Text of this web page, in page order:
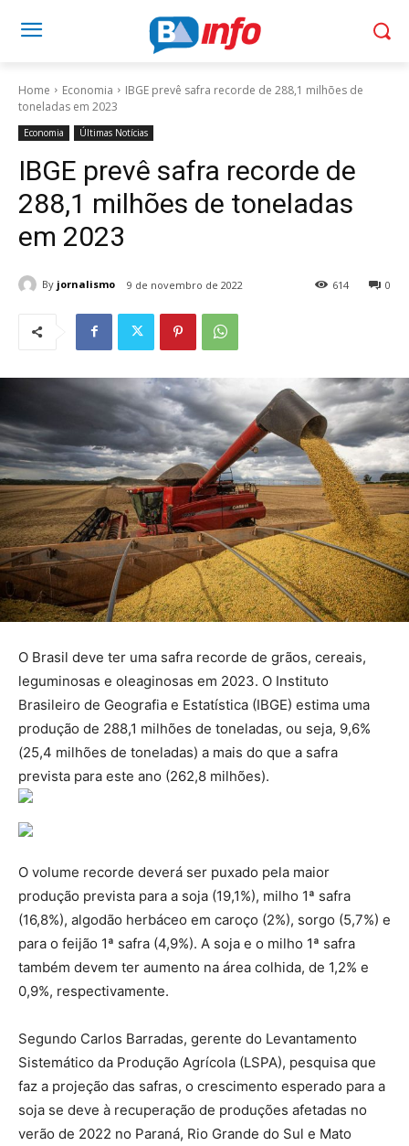
Home Economia
IBGE prevê safra recorde de 288,1 milhões de
toneladas em 2023
Economia Últimas Notícias
IBGE prevê safra recorde de
288,1 milhões de toneladas
em 2023
By jornalismo 9 de novembro de 2022 0
614
O Brasil deve ter uma safra recorde de grãos, cereais,
leguminosas e oleaginosas em 2023. O Instituto
Brasileiro de Geografia e Estatística (IBGE) estima uma
produção de 288,1 milhões de toneladas, ou seja, 9,6%
(25,4 milhões de toneladas) a mais do que a safra
prevista para este ano (262,8 milhões).
O volume recorde deverá ser puxado pela maior
produção prevista para a soja (19,1%), milho 1ª safra
(16,8%), algodão herbáceo em caroço (2%), sorgo (5,7%) e
para o feijão 1ª safra (4,9%). A soja e o milho 1ª safra
também devem ter aumento na área colhida, de 1,2% e
0,9%, respectivamente.
Segundo Carlos Barradas, gerente do Levantamento
Sistemático da Produção Agrícola (LSPA), pesquisa que
faz a projeção das safras, o crescimento esperado para a
soja se deve à recuperação de produções afetadas no
verão de 2022 no Paraná, Rio Grande do Sul e Mato